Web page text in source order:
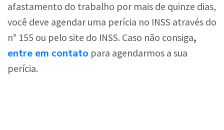
afastamento do trabalho por mais de quinze dias,
você deve agendar uma perícia no INSS através do
n° 155 ou pelo site do INSS. Caso não consiga,
entre em contato para agendarmos a sua
perícia.